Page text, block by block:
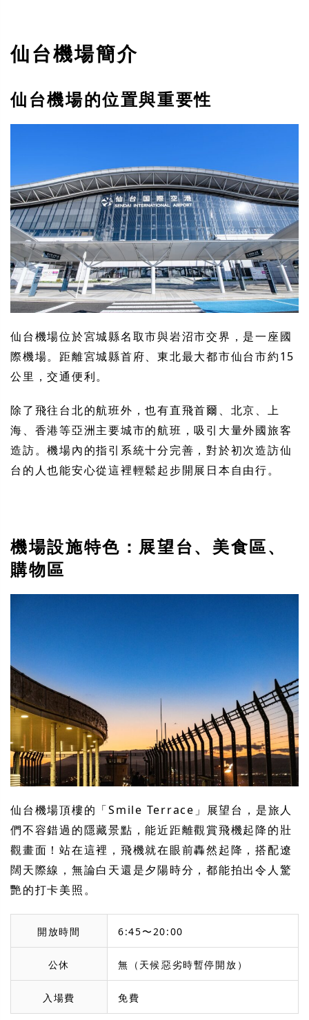
仙台機場簡介
仙台機場的位置與重要性
仙台機場位於宮城縣名取市與岩沼市交界，是一座國
際機場。距離宮城縣首府、東北最大都市仙台市約15
公里，交通便利。
除了飛往台北的航班外，也有直飛首爾、北京、上
海、香港等亞洲主要城市的航班，吸引大量外國旅客
造訪。機場內的指引系統十分完善，對於初次造訪仙
台的人也能安心從這裡輕鬆起步開展日本自由行。
機場設施特色：展望台、美食區、
購物區
仙台機場頂樓的「Smile Terrace」展望台，是旅人
們不容錯過的隱藏景點，能近距離觀賞飛機起降的壯
觀畫面！站在這裡，飛機就在眼前轟然起降，搭配遼
闊天際線，無論白天還是夕陽時分，都能拍出令人驚
艷的打卡美照。
開放時間 6:45〜20:00
公休 無（天候惡劣時暫停開放）
入場費 免費